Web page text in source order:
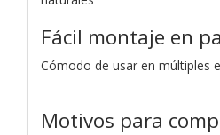
Fácil montaje en
Cómodo de usar en múltiples
Motivos para